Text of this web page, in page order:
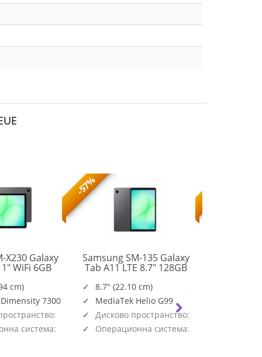
X230 Galaxy
WiFi 6GB
X230NZAREUE
cm)
7300
система:
-57%
Samsung SM-135 Galaxy
Tab A11 LTE 8.7" 128GB
X135FZAEEUE
8.7" (22.10 cm)
MediaTek Helio G99
Дисково пространство:
128GBОперационна система: